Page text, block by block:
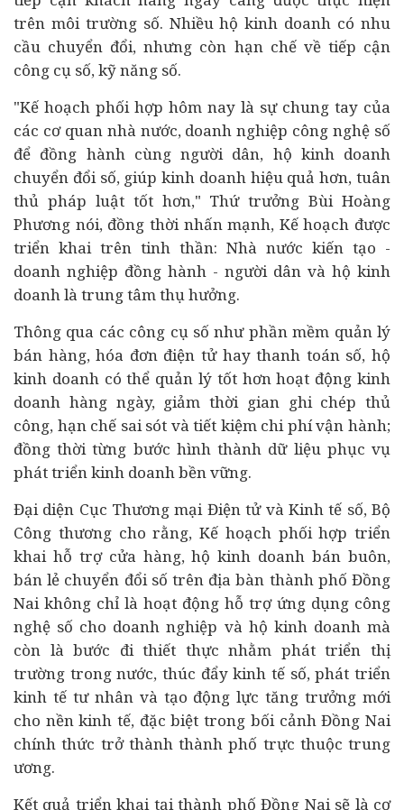
trên môi trường số. Nhiều hộ kinh doanh có nhu
cầu chuyển đổi, nhưng còn hạn chế về tiếp cận
công cụ số, kỹ năng số.
"Kế hoạch phối hợp hôm nay là sự chung tay của
các cơ quan nhà nước, doanh nghiệp công nghệ số
để đồng hành cùng người dân, hộ kinh doanh
chuyển đổi số, giúp kinh doanh hiệu quả hơn, tuân
thủ pháp luậttốt hơn," Thứ trưởng Bùi Hoàng
Phương nói, đồng thời nhấn mạnh, Kế hoạch được
triển khai trên tinh thần: Nhà nước kiến tạo -
doanh nghiệp đồng hành - người dân và hộ kinh
doanh là trung tâm thụ hưởng.
Thông qua các công cụ số như phần mềm quản lý
bán hàng, hóa đơn điện tử hay thanh toán số, hộ
kinh doanh có thể quản lý tốt hơn hoạt động kinh
doanh hàng ngày, giảm thời gian ghi chép thủ
công, hạn chế sai sót và tiết kiệm chi phí vận hành;
đồng thời từng bước hình thành dữ liệu phục vụ
phát triển kinh doanh bền vững.
Đại diện Cục Thương mại Điện tử và Kinh tế số, Bộ
Công thương cho rằng, Kế hoạch phối hợp triển
khai hỗ trợ cửa hàng, hộ kinh doanh bán buôn,
bán lẻ chuyển đổi số trên địa bàn thành phố Đồng
Nai không chỉ là hoạt động hỗ trợ ứng dụng công
nghệ số cho doanh nghiệp và hộ kinh doanh mà
còn là bước đi thiết thực nhằm phát triển thị
trường trong nước, thúc đẩy kinh tế số, phát triển
kinh tế tư nhân và tạo động lực tăng trưởng mới
cho nền kinh tế, đặc biệt trong bối cảnh Đồng Nai
chính thức trở thành thành phố trực thuộc trung
ương.
Kết quả triển khai tại thành phố Đồng Nai sẽ là cơ